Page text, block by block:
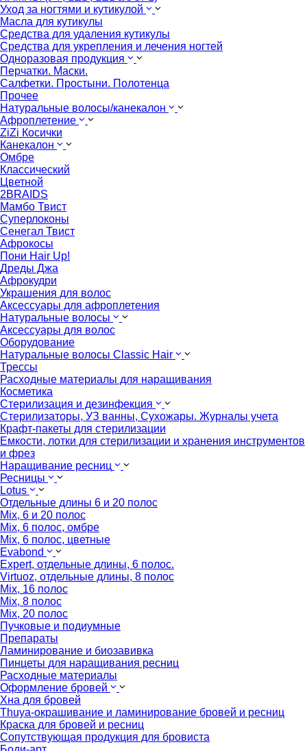
Уход за ногтями и кутикулой
Масла для кутикулы
Средства для удаления кутикулы
Средства для укрепления и лечения ногтей
Одноразовая продукция
Перчатки. Маски.
Салфетки. Простыни. Полотенца
Прочее
Натуральные волосы/канекалон
Афроплетение
ZiZi Косички
Канекалон
Омбре
Классический
Цветной
2BRAIDS
Мамбо Твист
Суперлоконы
Сенегал Твист
Афрокосы
Пони Hair Up!
Дреды Джа
Афрокудри
Украшения для волос
Аксессуары для афроплетения
Натуральные волосы
Аксессуары для волос
Оборудование
Натуральные волосы Classic Hair
Трессы
Расходные материалы для наращивания
Косметика
Стерилизация и дезинфекция
Стерилизаторы, УЗ ванны, Сухожары. Журналы учета
Крафт-пакеты для стерилизации
Емкости, лотки для стерилизации и хранения инструментов
и фрез
Наращивание ресниц
Ресницы
Lotus
Отдельные длины 6 и 20 полос
Mix, 6 и 20 полос
Mix, 6 полос, омбре
Mix, 6 полос, цветные
Evabond
Expert, отдельные длины, 6 полос.
Virtuoz, отдельные длины, 8 полос
Mix, 16 полос
Mix, 8 полос
Mix, 20 полос
Пучковые и подиумные
Препараты
Ламинирование и биозавивка
Пинцеты для наращивания ресниц
Расходные материалы
Оформление бровей
Хна для бровей
Thuya-окрашивание и ламинирование бровей и ресниц
Краска для бровей и ресниц
Сопутствующая продукция для бровиста